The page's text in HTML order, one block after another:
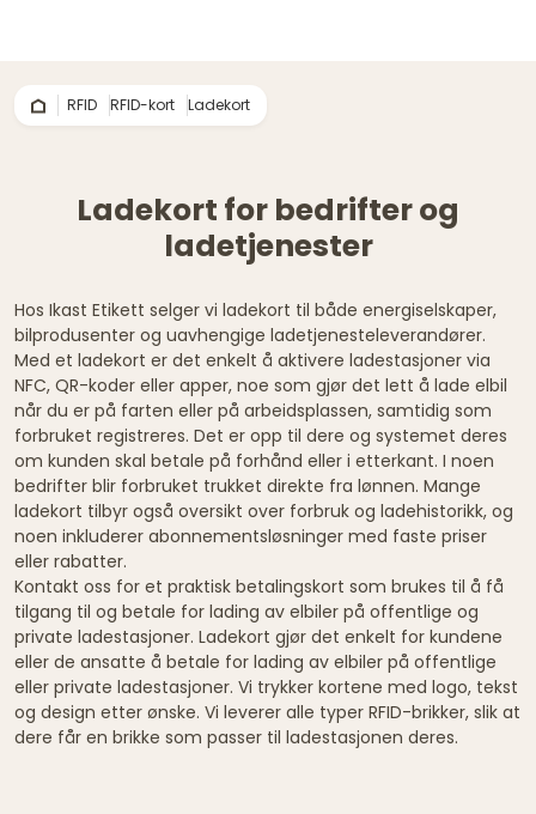
RFID RFID-kort Ladekort
Ladekort for bedrifter og
ladetjenester
Hos Ikast Etikett selger vi ladekort til både energiselskaper,
bilprodusenter og uavhengige ladetjenesteleverandører.
Med et ladekort er det enkelt å aktivere ladestasjoner via
NFC, QR-koder eller apper, noe som gjør det lett å lade elbil
når du er på farten eller på arbeidsplassen, samtidig som
forbruket registreres. Det er opp til dere og systemet deres
om kunden skal betale på forhånd eller i etterkant. I noen
bedrifter blir forbruket trukket direkte fra lønnen. Mange
ladekort tilbyr også oversikt over forbruk og ladehistorikk, og
noen inkluderer abonnementsløsninger med faste priser
eller rabatter.
Kontakt oss for et praktisk betalingskort som brukes til å få
tilgang til og betale for lading av elbiler på offentlige og
private ladestasjoner. Ladekort gjør det enkelt for kundene
eller de ansatte å betale for lading av elbiler på offentlige
eller private ladestasjoner. Vi trykker kortene med logo, tekst
og design etter ønske. Vi leverer alle typer RFID-brikker, slik at
dere får en brikke som passer til ladestasjonen deres.